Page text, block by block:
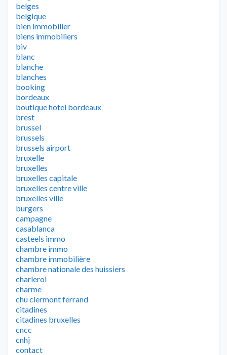
belges
belgique
bien immobilier
biens immobiliers
biv
blanc
blanche
blanches
booking
bordeaux
boutique hotel bordeaux
brest
brussel
brussels
brussels airport
bruxelle
bruxelles
bruxelles capitale
bruxelles centre ville
bruxelles ville
burgers
campagne
casablanca
casteels immo
chambre immo
chambre immobilière
chambre nationale des huissiers
charleroi
charme
chu clermont ferrand
citadines
citadines bruxelles
cncc
cnhj
contact